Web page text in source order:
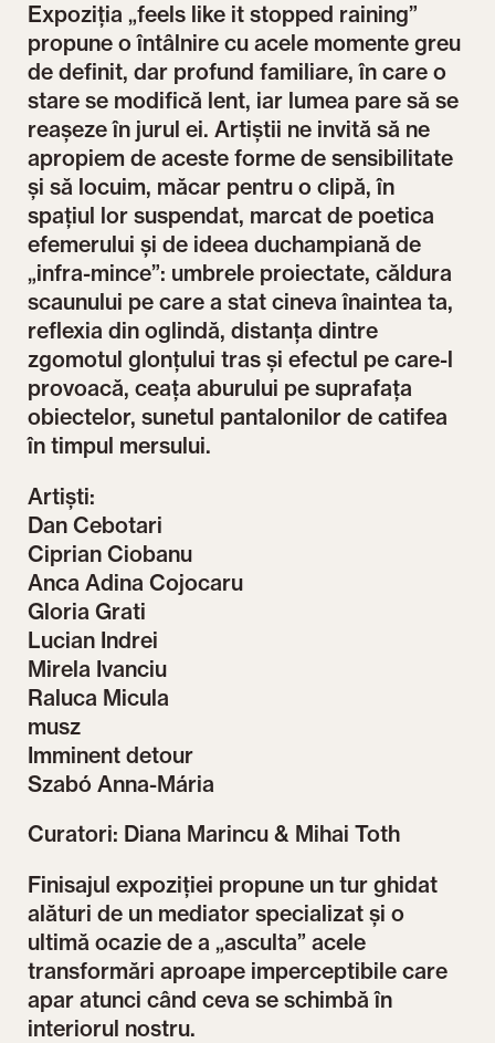
Expoziția „feels like it stopped raining”
propune o întâlnire cu acele momente greu
de definit, dar profund familiare, în care o
stare se modifică lent, iar lumea pare să se
reașeze în jurul ei. Artiștii ne invită să ne
apropiem de aceste forme de sensibilitate
și să locuim, măcar pentru o clipă, în
spațiul lor suspendat, marcat de poetica
efemerului și de ideea duchampiană de
„infra-mince”: umbrele proiectate, căldura
scaunului pe care a stat cineva înaintea ta,
reflexia din oglindă, distanța dintre
zgomotul glonțului tras și efectul pe care-l
provoacă, ceața aburului pe suprafața
obiectelor, sunetul pantalonilor de catifea
în timpul mersului.
Artiști:
Dan Cebotari
Ciprian Ciobanu
Anca Adina Cojocaru
Gloria Grati
Lucian Indrei
Mirela Ivanciu
Raluca Micula
musz
Imminent detour
Szabó Anna-Mária
Curatori: Diana Marincu & Mihai Toth
Finisajul expoziției propune un tur ghidat
alături de un mediator specializat și o
ultimă ocazie de a „asculta” acele
transformări aproape imperceptibile care
apar atunci când ceva se schimbă în
interiorul nostru.